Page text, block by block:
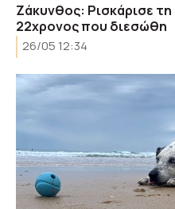
Ζάκυνθος: Ρισκάρισε
22χρονος που διεσώθη
26/05 12:34